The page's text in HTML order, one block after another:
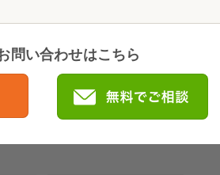
問い合わせはこちら